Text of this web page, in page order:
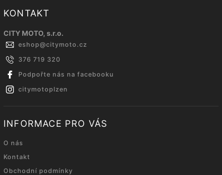
KONTAKT
CITY MOTO, s.r.o.
eshop@citymoto.cz
376 719 320
Podpořte nás na facebooku
citymotoplzen
INFORMACE PRO VÁS
O nás
Kontakt
Obchodní podmínky